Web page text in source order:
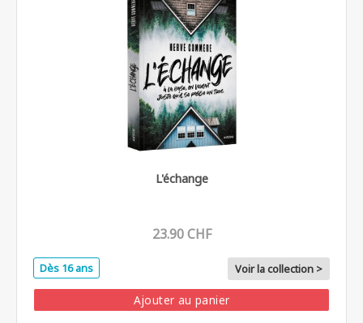
L'échange
23.90 CHF
Dès 16 ans Voir la collection >
Ajouter au panier